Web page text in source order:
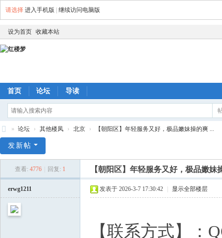
请选择 进入手机版 继续访问电脑版
设为首页 收藏本站
首页 论坛 导读
楼
» 论坛 › 其他楼凤 › 北京 › 【朝阳区】年轻服务又好，极品嫩妹操的爽 ...
发新帖
查看: 4776 回复: 1 【朝阳区】年轻服务又好，极品嫩妹
erwg1211 发表于 2026-3-7 17:30:42 显示全部楼层
【联系方式】：